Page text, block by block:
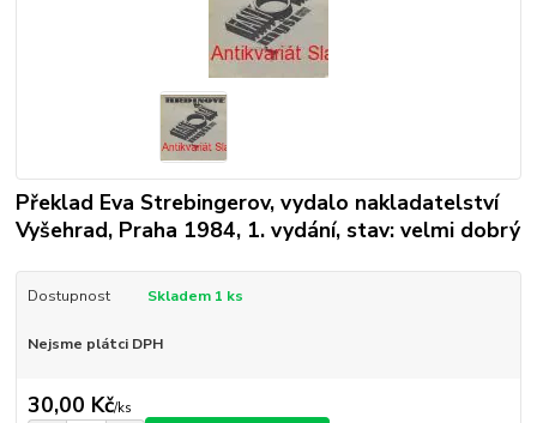
Překlad Eva Strebingerov, vydalo nakladatelství
Vyšehrad, Praha 1984, 1. vydání, stav: velmi dobrý
Dostupnost Skladem 1 ks
Nejsme plátci DPH
30,00 Kč/ks